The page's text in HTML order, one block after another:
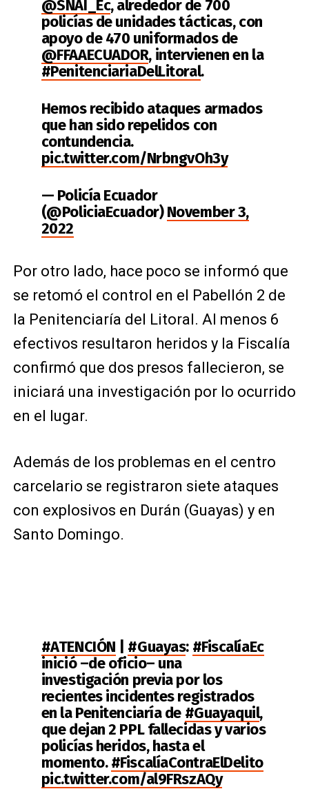
@SNAI_Ec, alrededor de 700
policías de unidades tácticas, con
apoyo de 470 uniformados de
@FFAAECUADOR, intervienen en la
#PenitenciariaDelLitoral.
Hemos recibido ataques armados
que han sido repelidos con
contundencia.
pic.twitter.com/NrbngvOh3y
— Policía Ecuador
(@PoliciaEcuador)November 3,
2022
Por otro lado, hace poco se informó que
se retomó el control en el Pabellón 2 de
la Penitenciaría del Litoral. Al menos 6
efectivos resultaron heridos y la Fiscalía
confirmó que dos presos fallecieron, se
iniciará una investigación por lo ocurrido
en el lugar.
Además de los problemas en el centro
carcelario se registraron siete ataques
con explosivos en Durán (Guayas) y en
Santo Domingo.
#ATENCIÓN #Guayas: #FiscalíaEc
inició –de oficio– una
investigación previa por los
recientes incidentes registrados
en la Penitenciaría de #Guayaquil,
que dejan 2 PPL fallecidas y varios
policías heridos, hasta el
momento.#FiscalíaContraElDelito
pic.twitter.com/al9FRszAQy